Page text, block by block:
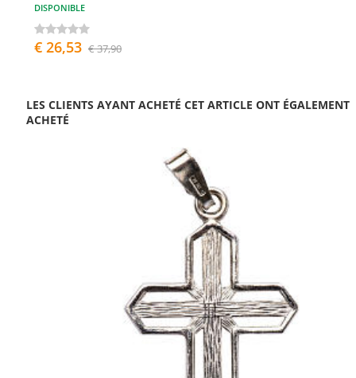
DISPONIBLE
€ 26,53 € 37,90
LES CLIENTS AYANT ACHETÉ CET ARTICLE ONT ÉGALEMENT
ACHETÉ